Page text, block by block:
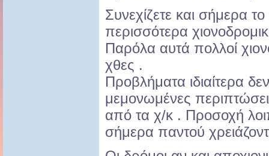
Συνεχίζετε και σήμερα
περισσότερα
Παρόλα αυτά πολλοί
χθες .
Προβλήματα ιδιαίτερα
μεμονωμένες
από τα χ/κ . Προσοχή
σήμερα παντού